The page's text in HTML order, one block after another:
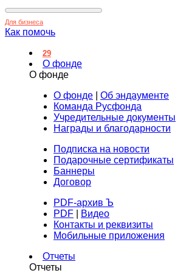
Для бизнеса
Как помочь
29
О фонде
О фонде
О фонде
Об эндаументе
Команда Русфонда
Учредительные документы
Награды и благодарности
Подписка на новости
Подарочные сертификаты
Баннеры
Договор
PDF-архив Ъ
PDF
Видео
Контакты и реквизиты
Мобильные приложения
Отчеты
Отчеты